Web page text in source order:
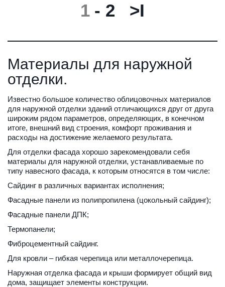
1 - 2 >I
Материалы для наружной
отделки.
Известно большое количество облицовочных материалов
для наружной отделки зданий отличающихся друг от друга
широким рядом параметров, определяющих, в конечном
итоге, внешний вид строения, комфорт проживания и
расходы на достижение желаемого результата.
Для отделки фасада хорошо зарекомендовали себя
материалы для наружной отделки, устанавливаемые по
типу навесного фасада, к которым относятся в том числе:
Сайдинг в различных вариантах исполнения;
Фасадные панели из полипропилена (цокольный сайдинг);
Фасадные панели ДПК;
Термопанели;
Фиброцементный сайдинг.
Для кровли – гибкая черепица или металлочерепица.
Наружная отделка фасада и крыши формирует общий вид
дома, защищает элементы конструкции.